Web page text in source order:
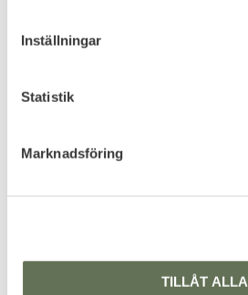
Inställningar
Statistik
Marknadsföring
TILLÅT ALLA
Altama Urban Assault Mid
999KR